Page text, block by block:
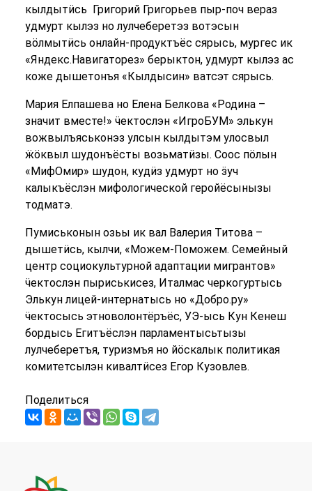
кылдытӥсь Григорий Григорьев пыр-поч вераз
удмурт кылэз но лулчеберетэз вотэсын
вӧлмытӥсь онлайн-продуктъёс сярысь, мургес ик
«Яндекс.Навигаторез» берыктон, удмурт кылэз ас
коже дышетонъя «Кылдысин» ватсэт сярысь.
Мария Елпашева но Елена Белкова «Родина –
значит вместе!» ӵектослэн «ИгроБУМ» элькун
вожвылъяськонэз улсын кылдытэм улосвыл
ӝӧквыл шудонъёсты возьматӥзы. Соос пӧлын
«МифОмир» шудон, кудӥз удмурт но ӟуч
калыкъёслэн мифологической геройёсынызы
тодматэ.
Пумиськонын озьы ик вал Валерия Титова –
дышетӥсь, кылчи, «Можем-Поможем. Семейный
центр социокультурной адаптации мигрантов»
ӵектослэн пыриськисез, Италмас черкогуртысь
Элькун лицей-интернатысь но «Добро.ру»
ӵектосысь этноволонтёръёс, УЭ-ысь Кун Кенеш
бордысь Егитъёслэн парламентысьтызы
лулчеберетъя, туризмъя но йӧскалык политикая
комитетсылэн кивалтӥсез Егор Кузовлев.
Поделиться